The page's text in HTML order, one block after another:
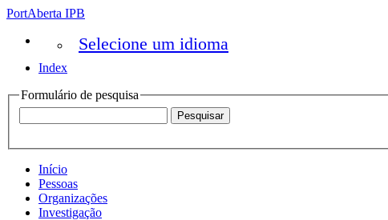
PortAberta IPB
Selecione um idioma
Index
Formulário de pesquisa
Início
Pessoas
Organizações
Investigação